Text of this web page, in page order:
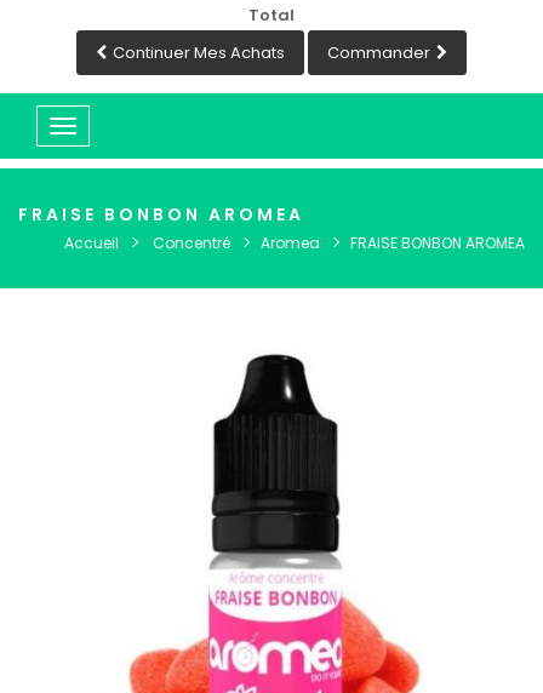
Total
Continuer Mes Achats
Commander
Basculer
la
FRAISE BONBON AROMEA
Accueil Concentré Aromea FRAISE BONBON AROMEA